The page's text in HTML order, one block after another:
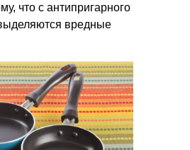
что с антипригарного
вредные